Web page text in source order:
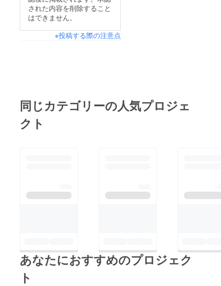
された内容を削除すること
はできません。
※投稿する際の注意点
同じカテゴリーの人気プロジェ
クト
あなたにおすすめのプロジェク
ト